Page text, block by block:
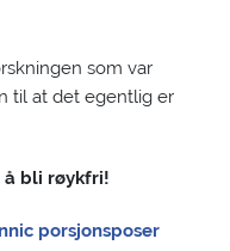
som var
til at det egentlig er
å bli røykfri!
porsjonsposer